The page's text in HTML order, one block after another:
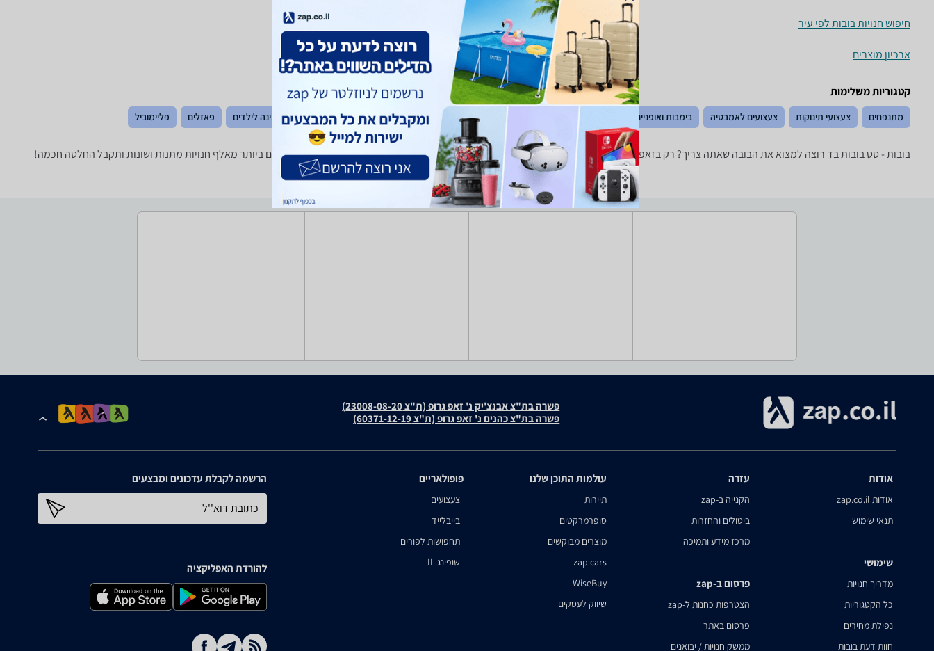
חיפוש חנויות בובות לפי עיר
ארכיון מוצרים
קטגוריות משלימות
מתנפחים צעצועי תינוקות צעצועים לאמבטיה בימבות ואופניים משחקי חשיבה והגיון כלי רכב ממונעים כלי נגינה לילדים פאזלים פליימוביל
בובות - ‏סט בובות ‏בד רוצה למצוא את הבובה שאתה צריך? רק בזאפ תמצא מאות ביקורות על בובות מערכת סינון מתקדמת לפי מותג , סוג ועוד, השוואת מחירים ביותר מאלף חנויות מתנות ושונות ותקבל החלטה חכמה!
פשרה בת"צ אבנצ'יק נ' זאפ גרופ (ת"צ 23008-08-20)
פשרה בת"צ כהנים נ' זאפ גרופ (ת"צ 60371-12-19)
אודות
אודות zap.co.il
תנאי שימוש
שימושי
מדריך חנויות
כל הקטגוריות
נפילת מחירים
חוות דעת בובות
עזרה
הקנייה ב-zap
ביטולים והחזרות
מרכז מידע ותמיכה
פרסום ב-zap
הצטרפות כחנות ל-zap
פרסום באתר
ממשק חנויות / יבואנים
עולמות התוכן שלנו
תיירות
סופרמרקטים
מוצרים מבוקשים
zap cars
WiseBuy
שיווק לעסקים
פופולאריים
צעצועים
בייבלייד
תחפושות לפורים
שופינג IL
הרשמה לקבלת עדכונים ומבצעים
כתובת דוא''ל
להורדת האפליקציה